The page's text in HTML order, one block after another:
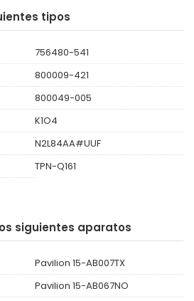
tipos
756480-541
800009-421
800049-005
K1O4
N2L84AA#UUF
TPN-Q161
siguientes aparatos
Pavilion 15-AB007TX
Pavilion 15-AB067NO